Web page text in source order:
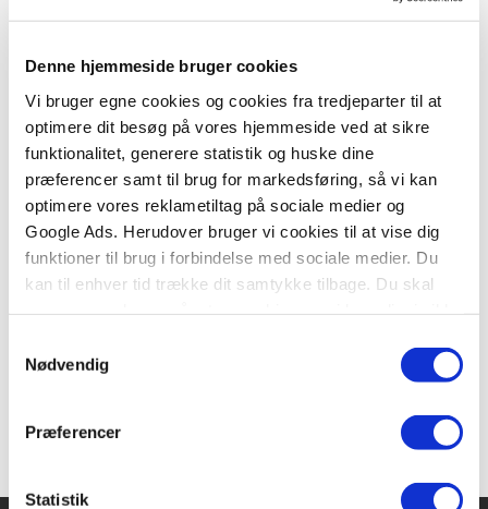
Denne hjemmeside bruger cookies
Vi bruger egne cookies og cookies fra tredjeparter til at
optimere dit besøg på vores hjemmeside ved at sikre
funktionalitet, generere statistik og huske dine
præferencer samt til brug for markedsføring, så vi kan
optimere vores reklametiltag på sociale medier og
Google Ads. Herudover bruger vi cookies til at vise dig
funktioner til brug i forbindelse med sociale medier. Du
kan til enhver tid trække dit samtykke tilbage. Du skal
tilbagetrækker et samtykke.
Nødvendig
Præferencer
Statistik
Serie
Sagaen om Frejo
Carl Blomqvist
199,95 KR.